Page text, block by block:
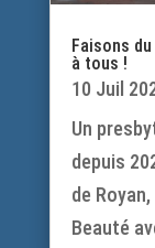
Faisons
à tous !
10 Juil
Un
depuis
de
Beauté